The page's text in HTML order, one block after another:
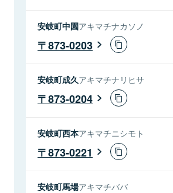
安岐町中園アキマチナカソノ
873-0203
安岐町成久アキマチナリヒサ
873-0204
安岐町西本アキマチニシモト
873-0221
安岐町馬場アキマチババ